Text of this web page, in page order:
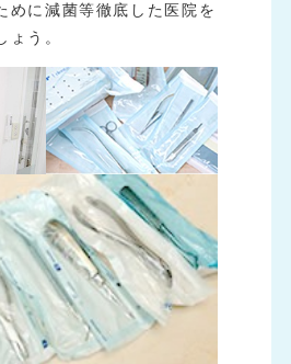
めに減菌等徹底した医院を
ょう。